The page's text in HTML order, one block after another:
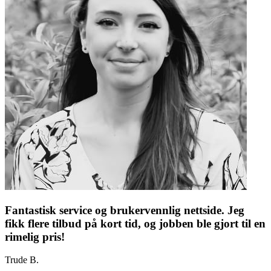
Fantastisk service og brukervennlig nettside. Jeg
fikk flere tilbud på kort tid, og jobben ble gjort til en
rimelig pris!
Trude B.